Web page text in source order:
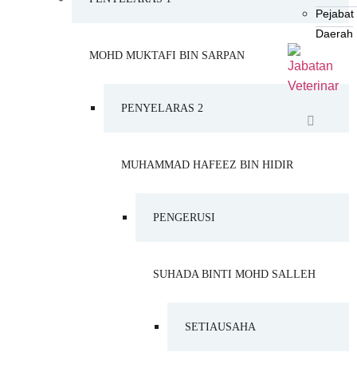
Daerah
MOHD MUKTAFI BIN SARPAN
PENYELARAS 2
MUHAMMAD HAFEEZ BIN HIDIR
PENGERUSI
SUHADA BINTI MOHD SALLEH
SETIAUSAHA